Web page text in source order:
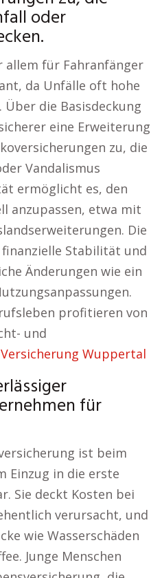
oder
allem für Fahranfänger
da Unfälle oft hohe
Über die Basisdeckung
eine Erweiterung
zu, die
Vandalismus
ermöglicht es, den
anzupassen, etwa mit
Die
Stabilität und
Änderungen wie ein
profitieren von
und
Versicherung Wuppertal
für
ist beim
Einzug in die erste
Sie deckt Kosten bei
verursacht, und
wie Wasserschäden
Junge Menschen